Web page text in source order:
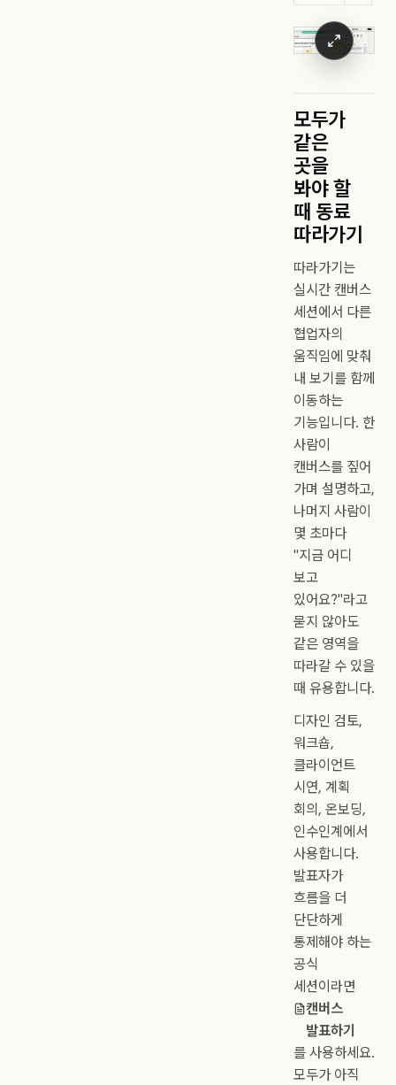
모두가
같은
곳을
봐야 할
때 동료
따라가기
따라가기는
실시간 캔버스
세션에서 다른
협업자의
움직임에 맞춰
내 보기를 함께
이동하는
기능입니다. 한
사람이
캔버스를 짚어
가며 설명하고,
나머지 사람이
몇 초마다
"지금 어디
보고
있어요?"라고
묻지 않아도
같은 영역을
따라갈 수 있을
때 유용합니다.
디자인 검토,
워크숍,
클라이언트
시연, 계획
회의, 온보딩,
인수인계에서
사용합니다.
발표자가
흐름을 더
단단하게
통제해야 하는
공식
세션이라면
캔버스
발표하기
를 사용하세요.
모두가 아직